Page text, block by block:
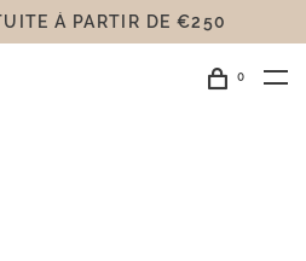
Á PARTIR DE €250
0